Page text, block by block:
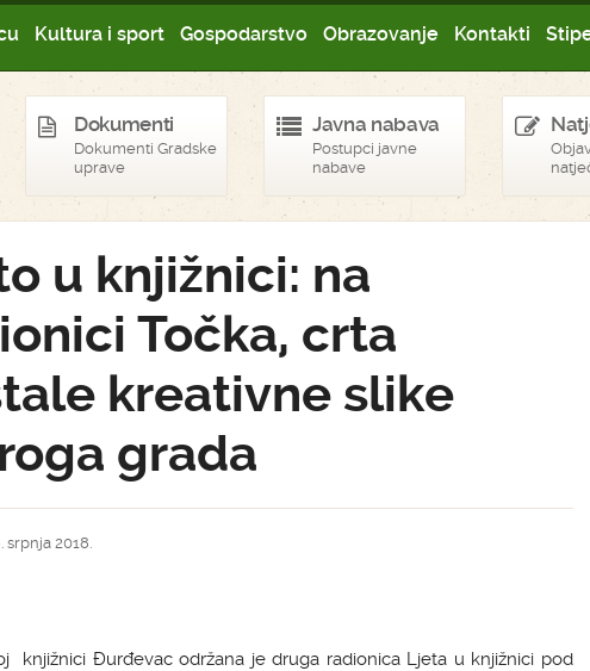
Kultura i sport Gospodarstvo Obrazovanje Kontakti
Dokumenti
Dokumenti Gradske
uprave
Javna nabava
Postupci javne
nabave
u knjižnici: na
Točka, crta
kreativne slike
grada
srpnja 2018.
knjižnici Đurđevac održana je druga radionica Ljeta u knjižnici pod